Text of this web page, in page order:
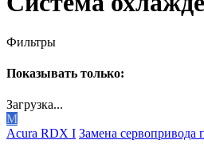
Фильтры
Показывать только:
Загрузка...
M
Acura RDX I Замена сервопривода